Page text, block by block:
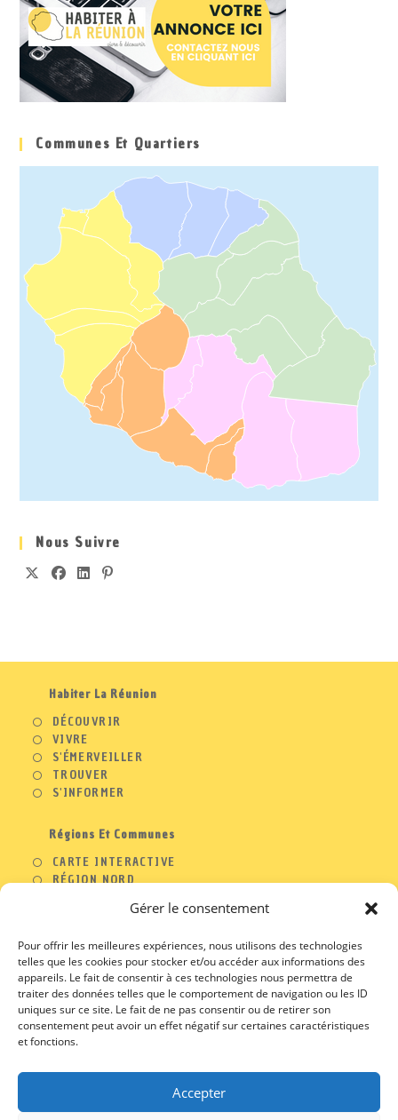
Gérer le consentement
Pour offrir les meilleures expériences, nous utilisons des technologies
telles que les cookies pour stocker et/ou accéder aux informations des
appareils. Le fait de consentir à ces technologies nous permettra de
traiter des données telles que le comportement de navigation ou les ID
uniques sur ce site. Le fait de ne pas consentir ou de retirer son
consentement peut avoir un effet négatif sur certaines caractéristiques
et fonctions.
Accepter
Communes Et Quartiers
Nous Suivre
Habiter La Réunion
DÉCOUVRIR
VIVRE
S'ÉMERVEILLER
TROUVER
S'INFORMER
Régions Et Communes
CARTE INTERACTIVE
RÉGION NORD
A PROPOS
CONTACTS’OUVRE
NOUVEL
PROFESSIONNELS
UN
NOUVEL
ONGLET
DANS
UN
NOUVEL
UN